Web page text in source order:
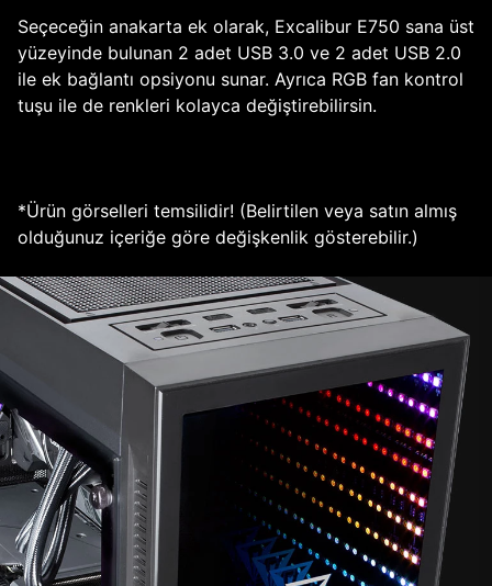
Seçeceğin anakarta ek olarak, Excalibur E750 sana üst
yüzeyinde bulunan 2 adet USB 3.0 ve 2 adet USB 2.0
ile ek bağlantı opsiyonu sunar. Ayrıca RGB fan kontrol
tuşu ile de renkleri kolayca değiştirebilirsin.
*Ürün görselleri temsilidir! (Belirtilen veya satın almış
olduğunuz içeriğe göre değişkenlik gösterebilir.)